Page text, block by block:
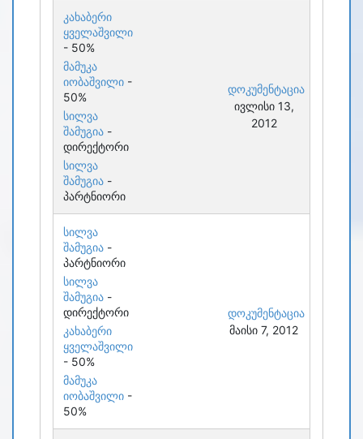
კახაბერი
ყველაშვილი
- 50%
მამუკა
იობაშვილი -
50%
სილვა
შამუგია -
დირექტორი
სილვა
შამუგია -
პარტნიორი
დოკუმენტაცია
ივლისი 13,
2012
სილვა
შამუგია -
პარტნიორი
სილვა
შამუგია -
დირექტორი
კახაბერი
ყველაშვილი
- 50%
მამუკა
იობაშვილი -
50%
დოკუმენტაცია
მაისი 7, 2012